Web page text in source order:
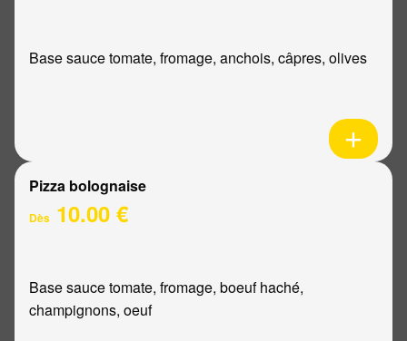
Base sauce tomate, fromage, anchois, câpres, olives
Pizza bolognaise
Dès 10.00 €
Base sauce tomate, fromage, boeuf haché,
champignons, oeuf